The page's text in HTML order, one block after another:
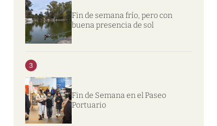
Fin de semana frío, pero con
buena presencia de sol
3
Fin de Semana en el Paseo
Portuario